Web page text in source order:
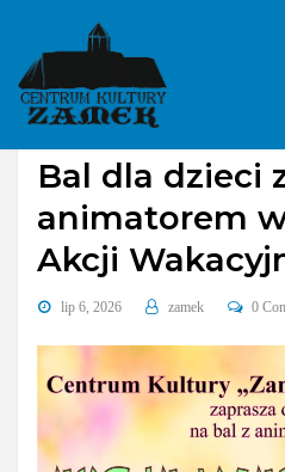
content
Bez kategorii
Bal dla dzieci
animatorem
Akcji
lip 6, 2026 zamek 0